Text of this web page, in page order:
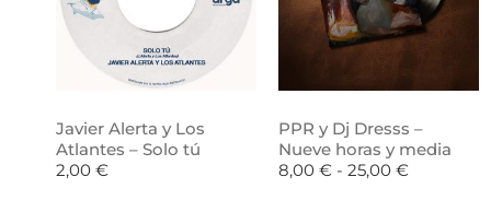
Javier Alerta y Los
Atlantes – Solo tú
2,00 €
PPR y Dj Dresss –
Nueve horas y media
8,00 € - 25,00 €